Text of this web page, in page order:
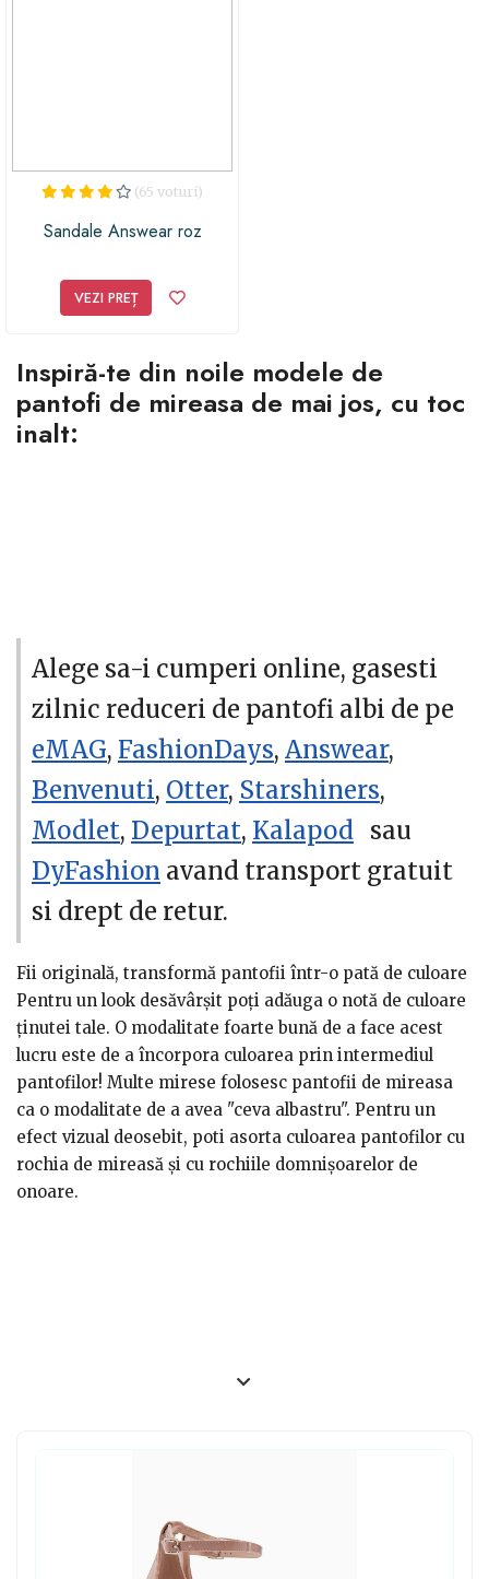
(65 voturi)
Sandale Answear roz
VEZI PREȚ
Inspiră-te din noile modele de
pantofi de mireasa de mai jos, cu toc
inalt:
Alege sa-i cumperi online, gasesti
zilnic reduceri de pantofi albi de pe
eMAG, FashionDays, Answear,
Benvenuti, Otter, Starshiners,
Modlet, Depurtat, Kalapod sau
DyFashion avand transport gratuit
si drept de retur.
Fii originală, transformă pantofii într-o pată de culoare
Pentru un look desăvârșit poți adăuga o notă de culoare
ținutei tale. O modalitate foarte bună de a face acest
lucru este de a încorpora culoarea prin intermediul
pantofilor! Multe mirese folosesc pantofii de mireasa
ca o modalitate de a avea "ceva albastru". Pentru un
efect vizual deosebit, poti asorta culoarea pantofilor cu
rochia de mireasă și cu rochiile domnișoarelor de
onoare.